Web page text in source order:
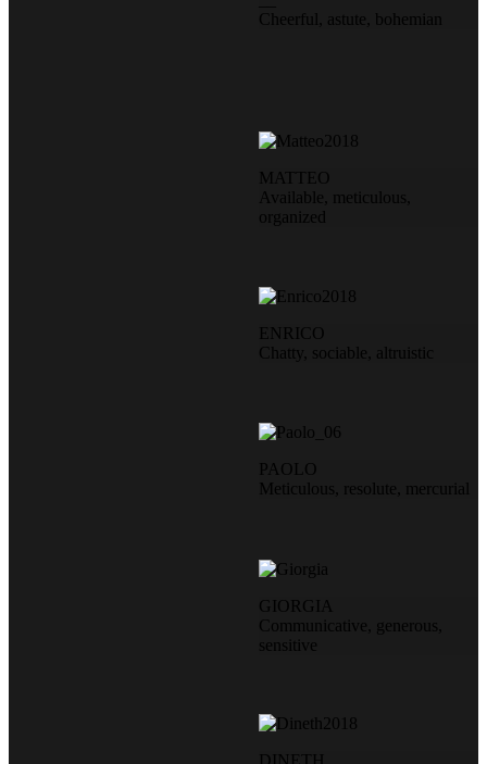
Cheerful, astute, bohemian
MATTEO
Available, meticulous,
organized
ENRICO
Chatty, sociable, altruistic
PAOLO
Meticulous, resolute, mercurial
GIORGIA
Communicative, generous,
sensitive